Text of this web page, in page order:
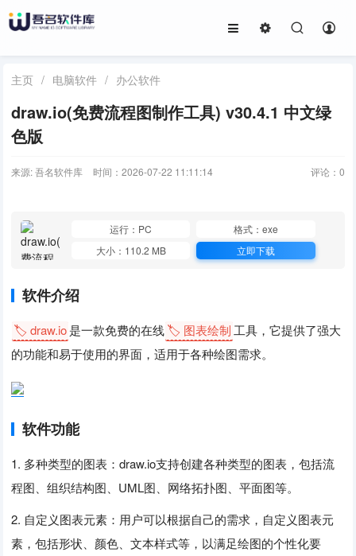
主页 / 电脑软件 / 办公软件
draw.io(免费流程图制作工具) v30.4.1 中文绿
色版
来源: 吾名软件库 时间：2026-07-22 11:11:14 评论： 0
运行：PC
格式：exe
大小：110.2 MB
立即下载
软件介绍
🏷️ draw.io是一款免费的在线🏷️ 图表绘制 工具，它提供了强大
的功能和易于使用的界面，适用于各种绘图需求。
软件功能
1. 多种类型的图表：draw.io支持创建各种类型的图表，包括流
程图、组织结构图、UML图、网络拓扑图、平面图等。
2. 自定义图表元素：用户可以根据自己的需求，自定义图表元
素，包括形状、颜色、文本样式等，以满足绘图的个性化要